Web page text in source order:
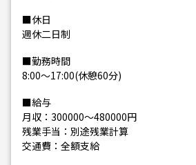
■休日
週休二日制
■勤務時間
8:00～17:00(休憩60分)
■給与
月収：300000～480000円
残業手当：別途残業計算
交通費：全額支給